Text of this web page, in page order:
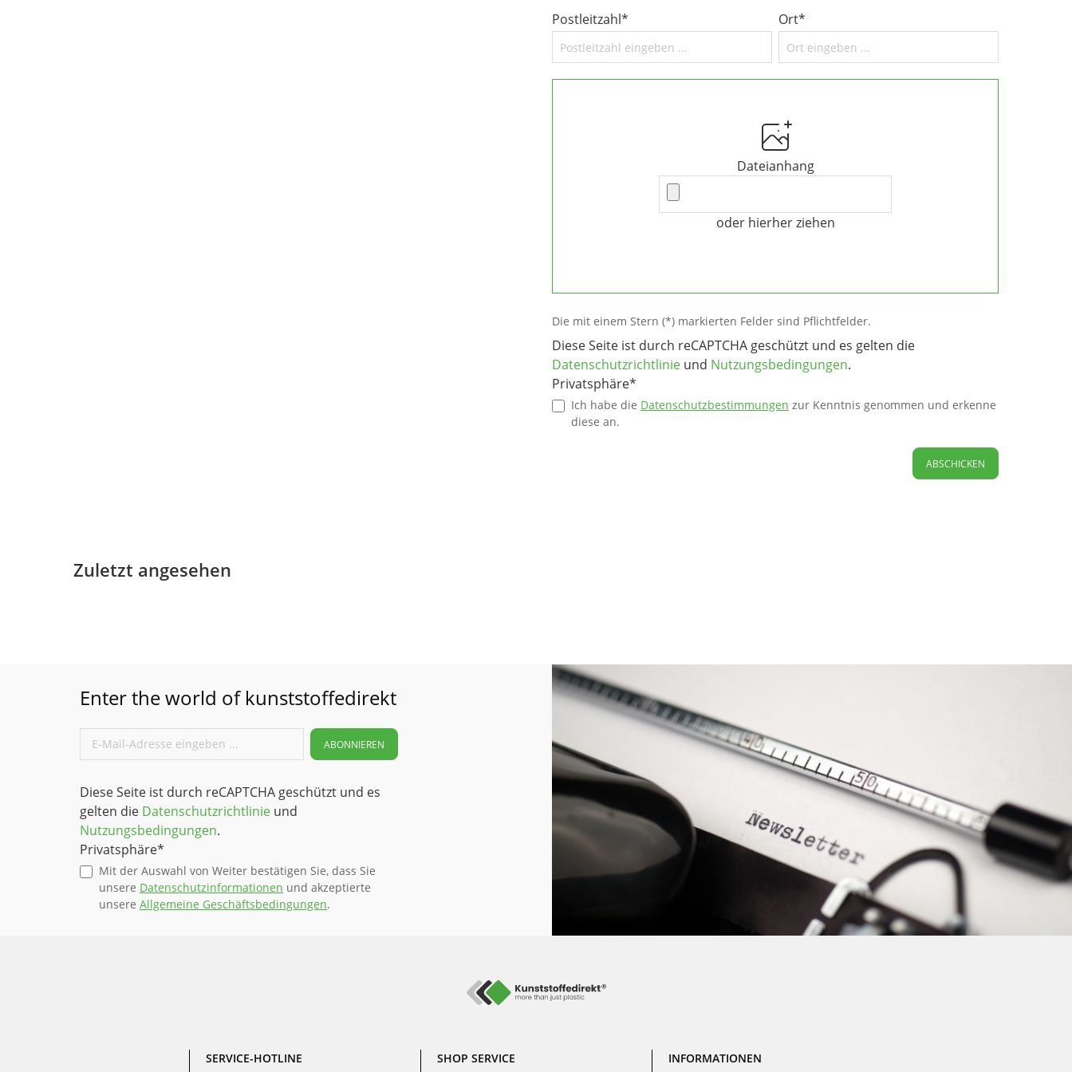
Kunststoff
Senden Sie uns Ihre Maßangaben oder technische
Postleitzahl* Ort*
Dateianhang
oder hierher ziehen
Die mit einem Stern (*) markierten Felder sind Pflichtfelder.
Diese Seite ist durch reCAPTCHA geschützt und es gelten die
Datenschutzrichtlinie und Nutzungsbedingungen.
Privatsphäre*
Ich habe die Datenschutzbestimmungen zur Kenntnis genommen und erkenne
diese an.
ABSCHICKEN
Zuletzt angesehen
Enter the world of kunststoffedirekt
ABONNIEREN
Diese Seite ist durch reCAPTCHA geschützt und es
gelten die Datenschutzrichtlinie und
Nutzungsbedingungen.
Privatsphäre*
Mit der Auswahl von Weiter bestätigen Sie, dass Sie
unsere Datenschutzinformationen und akzeptierte
unsere Allgemeine Geschäftsbedingungen.
SERVICE-HOTLINE SHOP SERVICE INFORMATIONEN